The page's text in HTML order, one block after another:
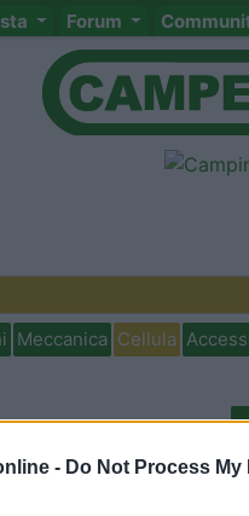
- Do Not Process
Forum
Meccanica Cellula